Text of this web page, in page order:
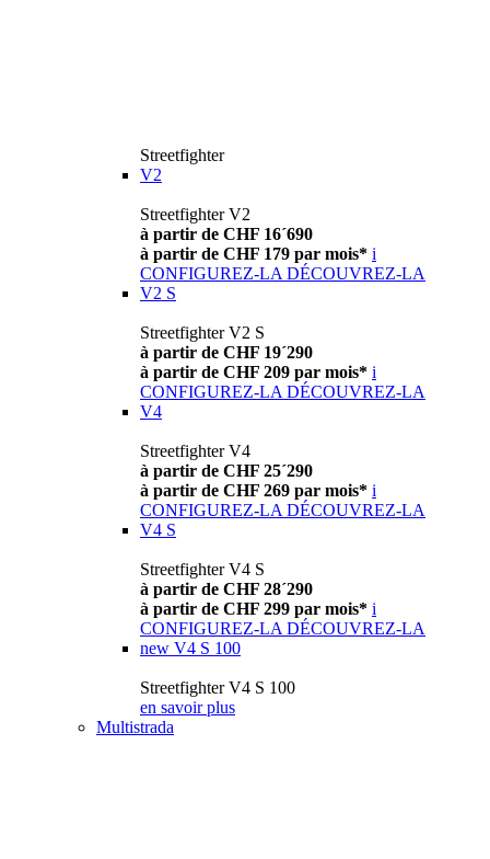
Streetfighter
V2
Streetfighter V2
à partir de CHF 16´690
à partir de CHF 179 par mois* i
CONFIGUREZ-LA DÉCOUVREZ-LA
V2 S
Streetfighter V2 S
à partir de CHF 19´290
à partir de CHF 209 par mois* i
CONFIGUREZ-LA DÉCOUVREZ-LA
V4
Streetfighter V4
à partir de CHF 25´290
à partir de CHF 269 par mois* i
CONFIGUREZ-LA DÉCOUVREZ-LA
V4 S
Streetfighter V4 S
à partir de CHF 28´290
à partir de CHF 299 par mois* i
CONFIGUREZ-LA DÉCOUVREZ-LA
new V4 S 100
Streetfighter V4 S 100
en savoir plus
Multistrada